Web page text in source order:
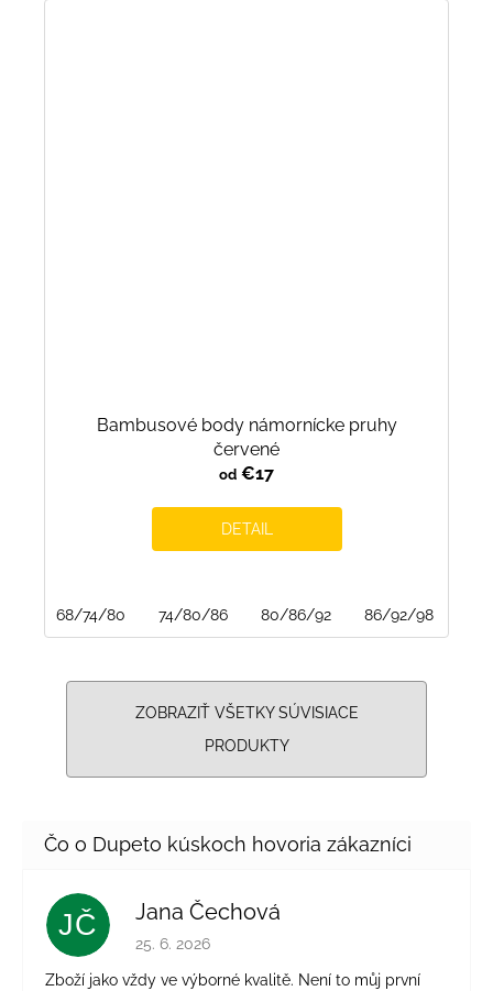
Bambusové body námornícke pruhy
červené
od €17
DETAIL
68/74/80 74/80/86 80/86/92 86/92/98
ZOBRAZIŤ VŠETKY SÚVISIACE
PRODUKTY
JČ Jana Čechová
Hodnotenie obchodu je 5 z 5 hviezdičiek.
25. 6. 2026
Zboží jako vždy ve výborné kvalitě. Není to můj první